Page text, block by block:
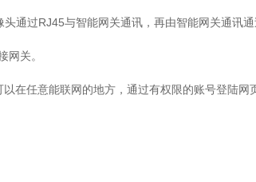
通过RJ45与智能网关通讯，再由智能网关通讯通
网关。
在任意能联网的地方，通过有权限的账号登陆网